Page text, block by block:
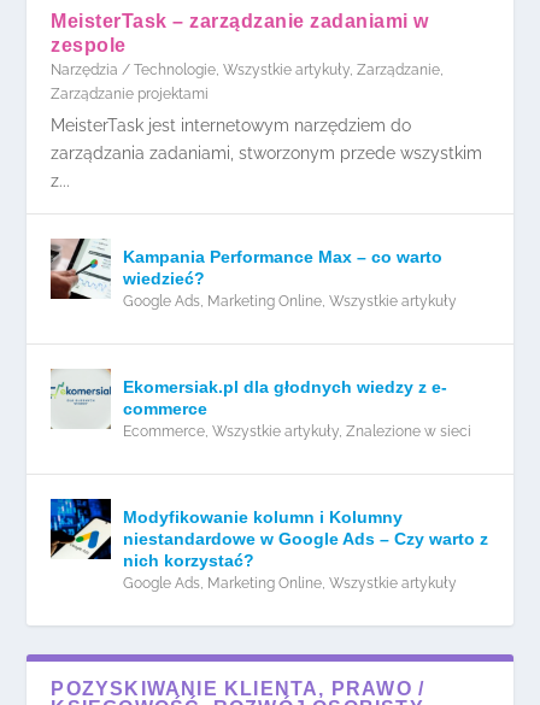
MeisterTask – zarządzanie zadaniami w
zespole
Narzędzia / Technologie ,Wszystkie artykuły ,Zarządzanie
Zarządzanie projektami
MeisterTask jest internetowym narzędziem do
zarządzania zadaniami, stworzonym przede wszystkim
z...
Kampania Performance Max – co warto
wiedzieć?
Google Ads Marketing Online ,Wszystkie artykuły
Ekomersiak.pl dla głodnych wiedzy z e-
commerce
Ecommerce ,Wszystkie artykuły ,Znalezione w sieci
Modyfikowanie kolumn i Kolumny
niestandardowe w Google Ads – Czy warto z
nich korzystać?
Google Ads Marketing Online ,Wszystkie artykuły
POZYSKIWANIE KLIENTA, PRAWO /